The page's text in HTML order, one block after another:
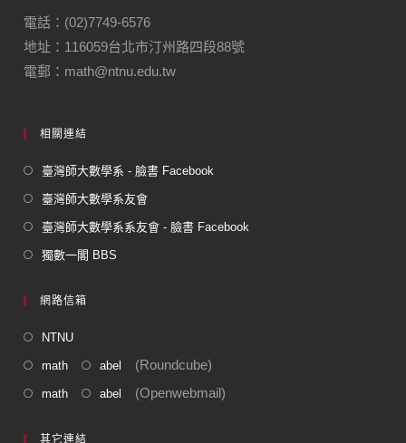
o
o
k
m
電話：(02)7749-6576
地址：116059台北市汀州路四段88號
電郵：math@ntnu.edu.tw
相關連結
臺灣師大數學系 - 臉書 Facebook
臺灣師大數學系友會
臺灣師大數學系系友會 - 臉書 Facebook
獨數一閣 BBS
網路信箱
NTNU
math abel (Roundcube)
math abel (Openwebmail)
其它連結